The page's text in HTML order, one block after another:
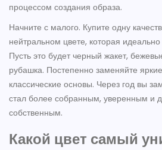
процессом создания образа.
Начните с малого. Купите одну
нейтральном цвете, которая
Пусть это будет черный жакет,
рубашка. Постепенно заменяйте
классические основы. Через год вы
стал более собранным, уверенным и
собственным.
Какой цвет самый